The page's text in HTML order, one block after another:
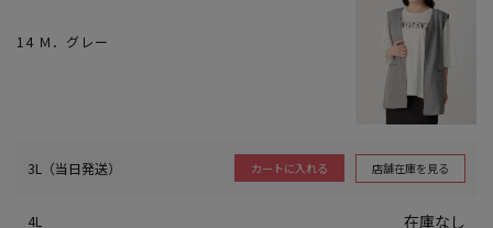
14 Ｍ．グレー
3L（当日発送） カートに入れる 店舗在庫を見る
4L 在庫なし